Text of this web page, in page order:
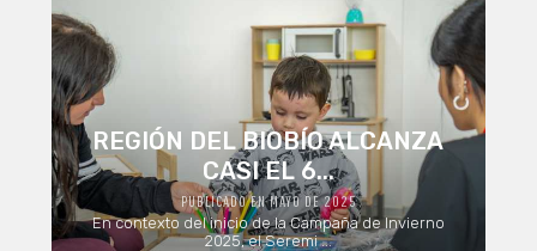
REGIÓN DEL BIOBÍO ALCANZA
CASI EL 6...
PUBLICADO EN MAYO DE 2025
En contexto del inicio de la Campaña de Invierno
2025, el Seremi ...